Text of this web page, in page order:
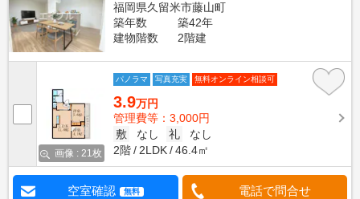
福岡県久留米市藤山町
築年数
築42年
建物階数
2階建
画像 : 21枚
パノラマ 写真充実 無料オンライン相談可
3.9万円
管理費等：3,000円
敷
なし 礼
なし
2階
2LDK 46.4㎡
空室確認 無料 電話で問合せ